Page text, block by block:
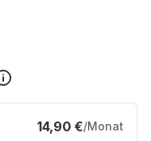
14,90 €/Monat